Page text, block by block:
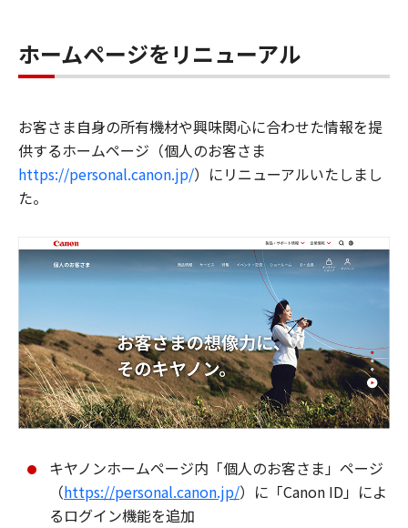
ホームページをリニューアル
お客さま自身の所有機材や興味関心に合わせた情報を提
供するホームページ（個人のお客さま
https://personal.canon.jp/）にリニューアルいたしまし
た。
キヤノンホームページ内「個人のお客さま」ページ
（https://personal.canon.jp/）に「Canon ID」によ
るログイン機能を追加